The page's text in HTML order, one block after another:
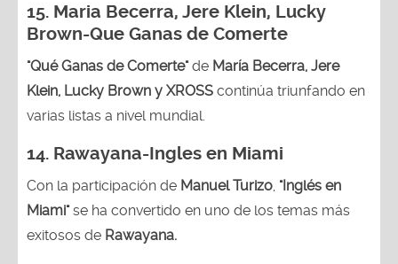
15. Maria Becerra, Jere Klein, Lucky
Brown-Que Ganas de Comerte
"Qué Ganas de Comerte"de María Becerra, Jere
Klein, Lucky Brown y XROSS continúa triunfando en
varias listas a nivel mundial.
14. Rawayana-Ingles en Miami
Con la participación de Manuel Turizo, "Inglés en
Miami"se ha convertido en uno de los temas más
exitosos de Rawayana.